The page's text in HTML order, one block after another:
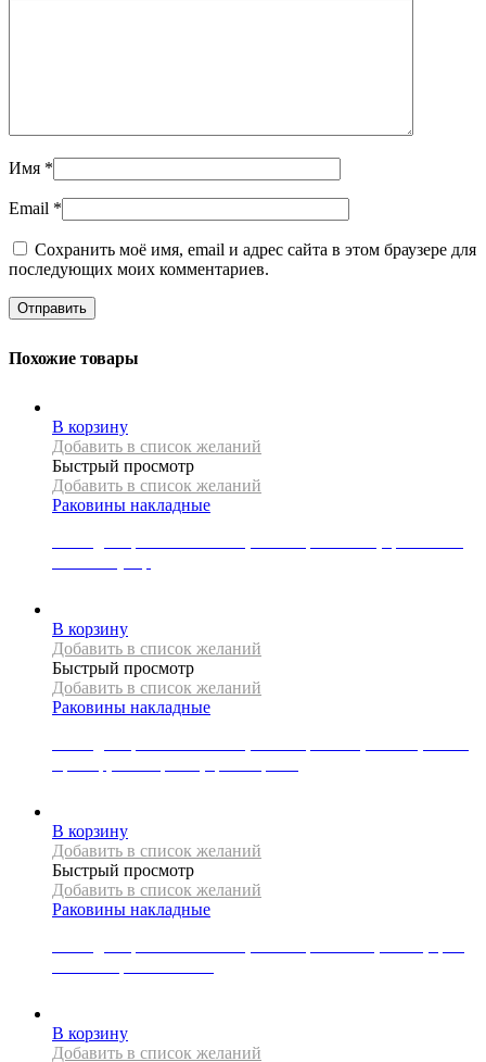
Имя *
Email *
Сохранить моё имя, email и адрес сайта в этом браузере для
последующих моих комментариев.
Похожие товары
В корзину
Добавить в список желаний
Быстрый просмотр
Добавить в список желаний
Раковины накладные
В корзину
Добавить в список желаний
Быстрый просмотр
Добавить в список желаний
Раковины накладные
В корзину
Добавить в список желаний
Быстрый просмотр
Добавить в список желаний
Раковины накладные
В корзину
Добавить в список желаний